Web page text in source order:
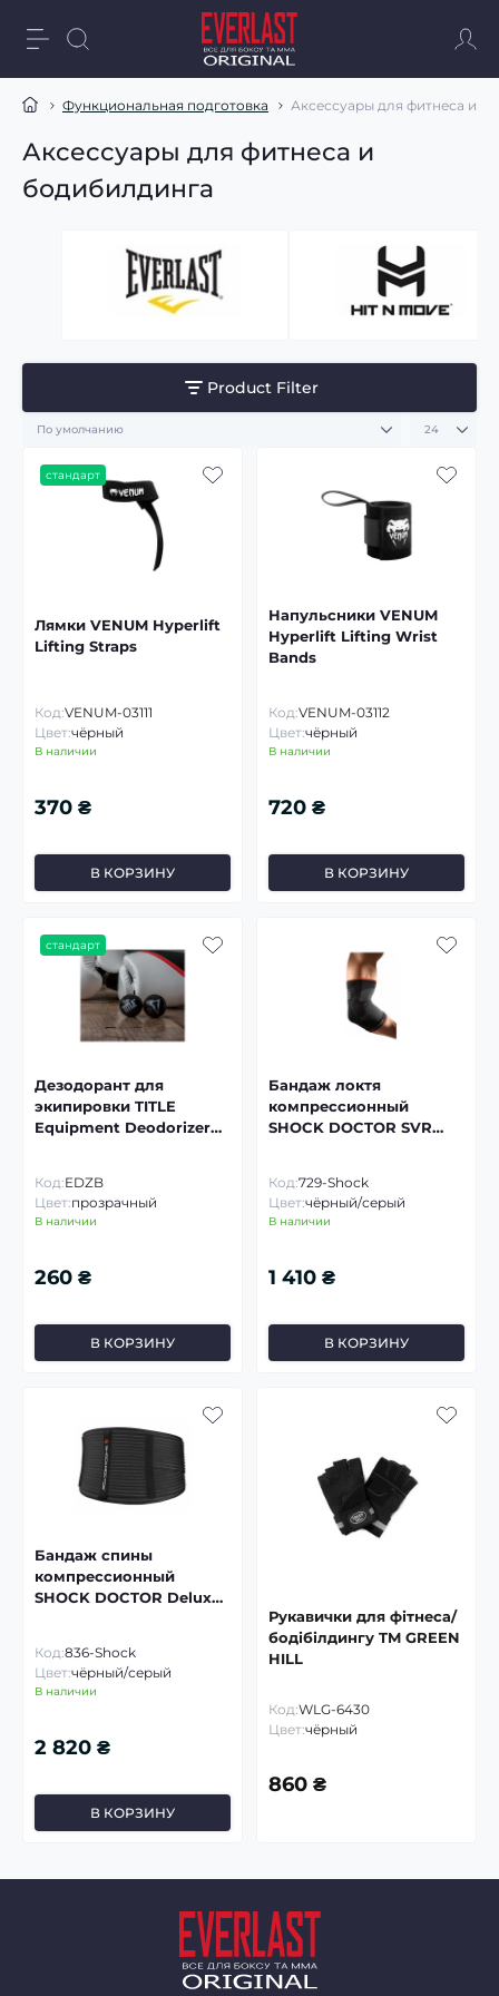
Функциональная подготовка Аксессуары для фитнеса и
Аксессуары для фитнеса и
бодибилдинга
Product Filter
стандарт
Лямки VENUM Hyperlift
Lifting Straps
Код:VENUM-03111
Цвет:чёрный
В наличии
370 ₴
В КОРЗИНУ
Напульсники VENUM
Hyperlift Lifting Wrist
Bands
Код:VENUM-03112
Цвет:чёрный
В наличии
720 ₴
В КОРЗИНУ
стандарт
Дезодорант для
экипировки TITLE
Equipment Deodorizer
Код:EDZB
Цвет:прозрачный
В наличии
260 ₴
В КОРЗИНУ
Бандаж локтя
компрессионный
SHOCK DOCTOR SVR
Код:729-Shock
Цвет:чёрный/серый
В наличии
1 410 ₴
В КОРЗИНУ
Бандаж спины
компрессионный
SHOCK DOCTOR Deluxe
Код:836-Shock
Цвет:чёрный/серый
В наличии
2 820 ₴
В КОРЗИНУ
Рукавички для фітнеса/
бодібілдингу TM GREEN
HILL
Код:WLG-6430
Цвет:чёрный
860 ₴